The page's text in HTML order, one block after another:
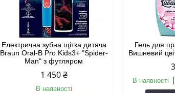
Електрична зубна щітка дитяча
Braun Oral-B Pro Kids3+ "Spider-
Man" з футляром
1 450 ₴
В наявності
Гель для
Вишневий
В наявності